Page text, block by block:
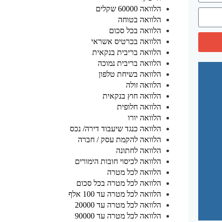
הלוואה 60000 שקלים
הלוואה בטוחה
הלוואה בכל סכום
הלוואה בכרטיס אשראי
הלוואה בריבית בנקאית
הלוואה בריבית נמוכה
הלוואה בשיחת טלפון
הלוואה זולה
הלוואה חוץ בנקאית
הלוואה חלופית
הלוואה יורו
הלוואה כנגד שיעבוד דירה/ נכס
הלוואה להקמת עסק / חברה
הלוואה לחתונה
הלוואה לכיסוי חובות הימורים
הלוואה לכל מטרה
הלוואה לכל מטרה בכל סכום
הלוואה לכל מטרה עד 100 אלף
הלוואה לכל מטרה עד 20000
הלוואה לכל מטרה עד 90000